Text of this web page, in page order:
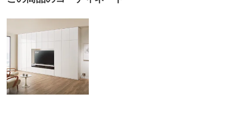
ます。
できません。
約として承ります。
梱包サイズ
＜個口1＞幅160×奥行49×高さ135cm 重さ50.0kg
＜個口2＞幅160×奥行49×高さ53cm 重さ44.0kg